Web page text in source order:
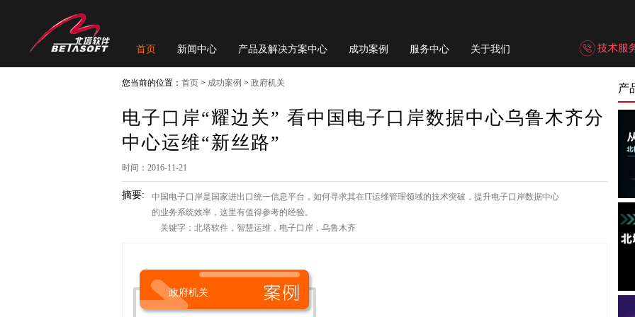
首页 新闻中心 产品及解决方案中心 成功案例 服务中心 关于我们
您当前的位置： 首页 > 成功案例 > 政府机关
电子口岸“耀边关” 看中国电子口岸数据中心乌鲁木齐分
中心运维“新丝路”
时间：2016-11-21
摘要:
中国电子口岸是国家进出口统一信息平台，如何寻求其在IT运维管理领域的技术突破，提升电子口岸数据中心
的业务系统效率，这里有值得参考的经验。
关键字：北塔软件，智慧运维，电子口岸，乌鲁木齐
政府机关
产